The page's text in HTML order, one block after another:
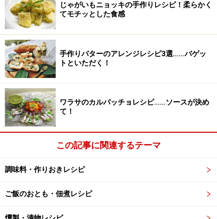
じゃがいもニョッキの手作りレシピ！柔らかく
てモチッとした食感
手作りバターのアレンジレシピ3選……バゲッ
トといただく！
ワラサのカルパッチョレシピ……ソースが決め
て！
この記事に関連するテーマ
調味料・作りおきレシピ
ご飯のおとも・佃煮レシピ